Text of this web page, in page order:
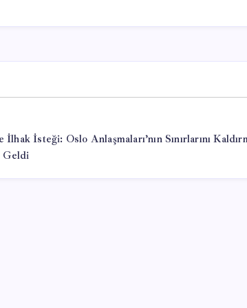
İlhak İsteği: Oslo Anlaşmaları’nın Sınırlarını
Geldi